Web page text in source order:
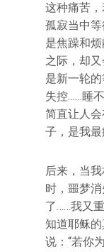
这种痛苦
孤寂当中
是焦躁和
之际，却
是新一轮
失控……睡
简直让人
子，是我最
后来，当
时，噩梦
了……我又
知道耶稣
说：“若你